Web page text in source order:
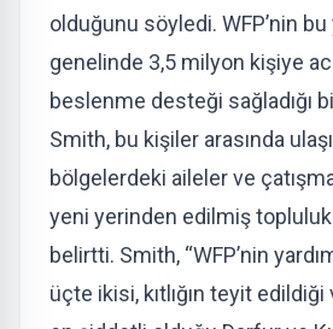
olduğunu söyledi. WFP’nin bu
genelinde 3,5 milyon kişiye
beslenme desteği sağladığı
Smith, bu kişiler arasında
bölgelerdeki aileler ve
yeni yerinden edilmiş
belirtti. Smith, “WFP’nin
üçte ikisi, kıtlığın teyit edildiği